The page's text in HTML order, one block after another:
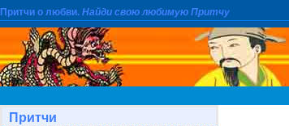
Притчи о любви. Найди свою любимую Притчу
Притчи